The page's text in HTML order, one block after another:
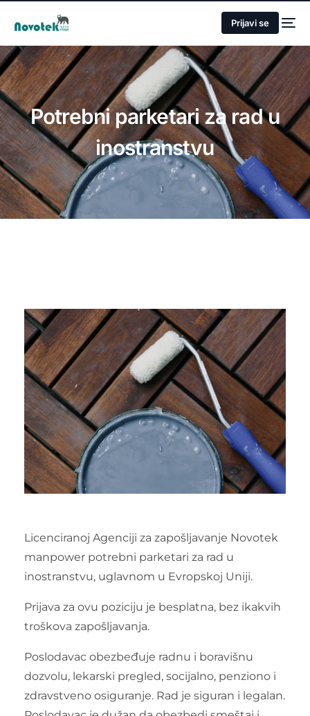
Prijavi se
Potrebni parketari za rad u
inostranstvu
Licenciranoj Agenciji za zapošljavanje Novotek
manpower potrebni parketari za rad u
inostranstvu, uglavnom u Evropskoj Uniji.
Prijava za ovu poziciju je besplatna, bez ikakvih
troškova zapošljavanja.
Poslodavac obezbeđuje radnu i boravišnu
dozvolu, lekarski pregled, socijalno, penziono i
zdravstveno osiguranje. Rad je siguran i legalan.